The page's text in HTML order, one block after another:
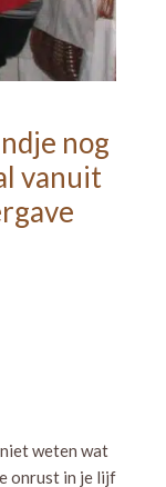
nog
vanuit
weten wat
onrust in je lijf